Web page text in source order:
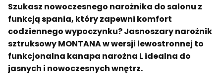
Szukasz nowoczesnego narożnika do salonu z
funkcją spania, który zapewni komfort
codziennego wypoczynku? Jasnoszary narożnik
sztruksowy MONTANA w wersji lewostronnej to
funkcjonalna kanapa narożna L idealna do
jasnych i nowoczesnych wnętrz.